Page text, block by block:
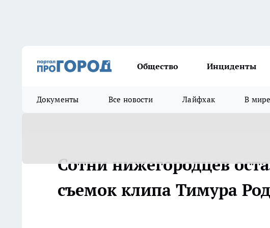
Общество Инциденты
Документы Все новости Лайфхак В мире
Сотни нижегородцев
съемок клипа Тимура